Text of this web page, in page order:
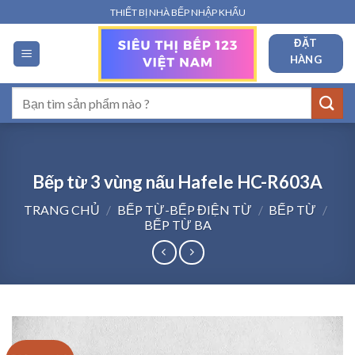
qua
nội
dung
THIẾT BỊ NHÀ BẾP NHẬP KHẨU
ĐẶT
HÀNG
kiếm:
Bếp từ 3 vùng nấu Hafele HC-R603A
TRANG CHỦ / BẾP TỪ-BẾP ĐIỆN TỪ / BẾP TỪ /
BẾP TỪ BA